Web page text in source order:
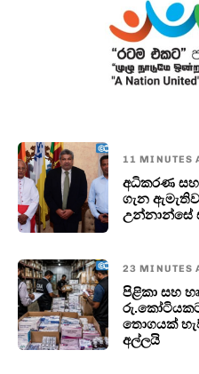
11 MINUTES
අධිකරණ සහ
ගැන
උන්නාන්සේ
23 MINUTES
පිළිකා සහ
තොගයක්
අල්ලයි